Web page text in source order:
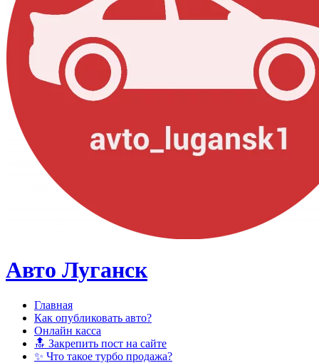
Авто Луганск
Главная
Как опубликовать авто?
Онлайн касса
🔝 Закрепить пост на сайте
✨ Что такое турбо продажа?